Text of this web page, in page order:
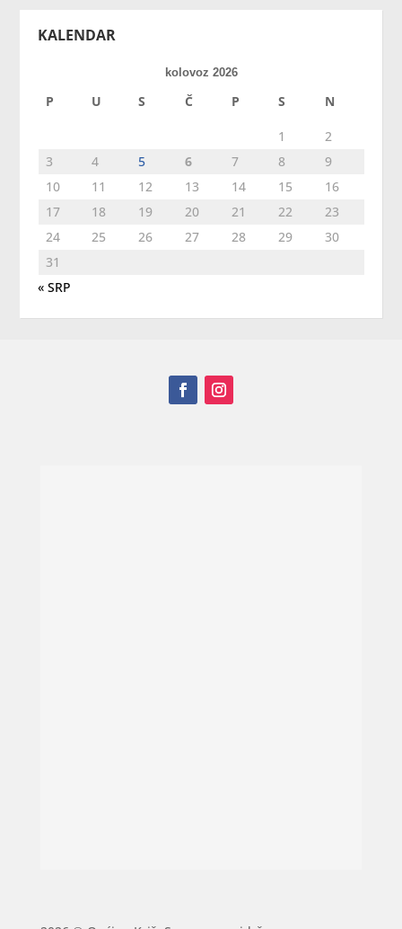
KALENDAR
kolovoz 2026
P U S Č P S N
1
2
3
4 5 6 7 8
9
10
11 12 13 14 15
16
17
18 19 20 21 22
23
24
25 26 27 28 29
30
31
« SRP